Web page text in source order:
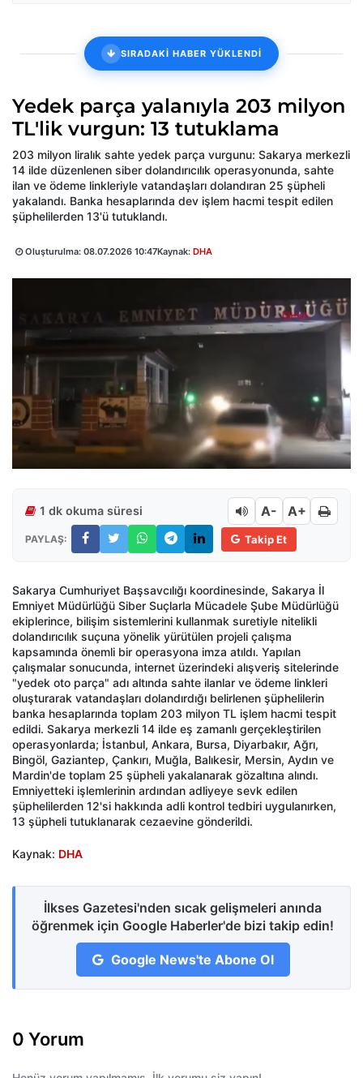
SIRADAKİ HABER YÜKLENDİ
Yedek parça yalanıyla 203 milyon
TL'lik vurgun: 13 tutuklama
203 milyon liralık sahte yedek parça vurgunu: Sakarya merkezli
14 ilde düzenlenen siber dolandırıcılık operasyonunda, sahte
ilan ve ödeme linkleriyle vatandaşları dolandıran 25 şüpheli
yakalandı. Banka hesaplarında dev işlem hacmi tespit edilen
şüphelilerden 13'ü tutuklandı.
Oluşturulma: 08.07.2026 10:47Kaynak: DHA
1 dk okuma süresi A- A+
PAYLAŞ: Takip Et
Sakarya Cumhuriyet Başsavcılığı koordinesinde, Sakarya İl
Emniyet Müdürlüğü Siber Suçlarla Mücadele Şube Müdürlüğü
ekiplerince, bilişim sistemlerini kullanmak suretiyle nitelikli
dolandırıcılık suçuna yönelik yürütülen projeli çalışma
kapsamında önemli bir operasyona imza atıldı. Yapılan
çalışmalar sonucunda, internet üzerindeki alışveriş sitelerinde
"yedek oto parça" adı altında sahte ilanlar ve ödeme linkleri
oluşturarak vatandaşları dolandırdığı belirlenen şüphelilerin
banka hesaplarında toplam 203 milyon TL işlem hacmi tespit
edildi. Sakarya merkezli 14 ilde eş zamanlı gerçekleştirilen
operasyonlarda; İstanbul, Ankara, Bursa, Diyarbakır, Ağrı,
Bingöl, Gaziantep, Çankırı, Muğla, Balıkesir, Mersin, Aydın ve
Mardin'de toplam 25 şüpheli yakalanarak gözaltına alındı.
Emniyetteki işlemlerinin ardından adliyeye sevk edilen
şüphelilerden 12'si hakkında adli kontrol tedbiri uygulanırken,
13 şüpheli tutuklanarak cezaevine gönderildi.
Kaynak: DHA
İlkses Gazetesi'nden sıcak gelişmeleri anında
öğrenmek için Google Haberler'de bizi takip edin!
Google News'te Abone Ol
0 Yorum